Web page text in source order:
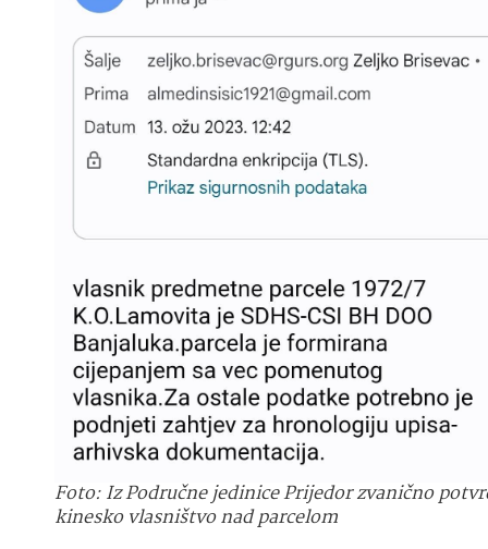
Foto: Iz Područne jedinice Prijedor zvanično
kinesko vlasništvo nad parcelom